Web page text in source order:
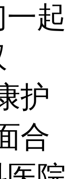
起
护
合